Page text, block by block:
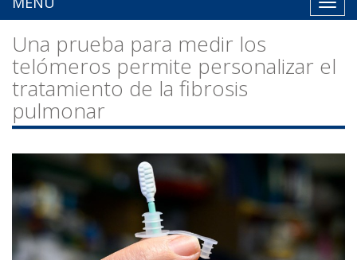
Una prueba para medir los
telómeros permite personalizar el
tratamiento de la fibrosis
pulmonar